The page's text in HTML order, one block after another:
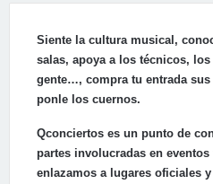
Siente la cultura musical,
salas, apoya a los técnicos,
gente…, compra tu entrada
ponle los cuernos.
Qconciertos es un punto de
partes involucradas en
enlazamos a lugares oficiales